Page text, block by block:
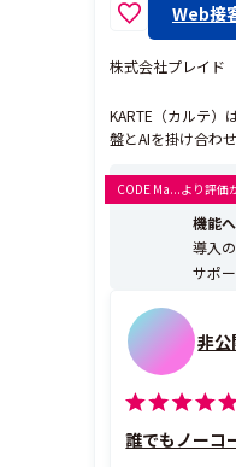
Web接
株式会社プレイド
KARTE（カルテ）
盤とAIを掛け合わ
タマーデータ活用
事業変革にいたる
CODE Ma...より評価
機能
導入
サポ
非公